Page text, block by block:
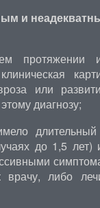
и
протяжении
или
диагнозу;
до 1,5
либо